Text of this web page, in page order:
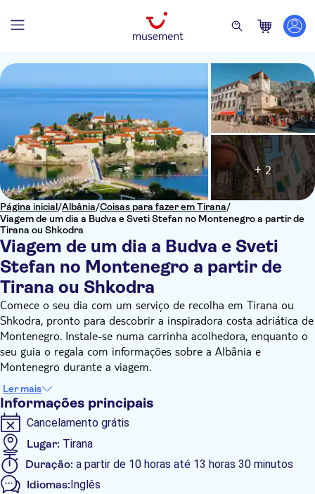
Página inicial/Albânia/Coisas para fazer em Tirana/
Viagem de um dia a Budva e Sveti Stefan no Montenegro a partir de
Tirana ou Shkodra
Viagem de um dia a Budva e Sveti
Stefan no Montenegro a partir de
Tirana ou Shkodra
+ 2
Comece o seu dia com um serviço de recolha em Tirana ou
Shkodra, pronto para descobrir a inspiradora costa adriática de
Montenegro. Instale-se numa carrinha acolhedora, enquanto o
seu guia o regala com informações sobre a Albânia e
Montenegro durante a viagem.
Depois de atravessar a fronteira (não se esqueça do seu
passaporte), a sua primeira paragem será no miradouro de
Sveti Stefan, um dos locais mais fotografados do Adriático.
Embora o acesso à ilha em si esteja interdito, as vistas
panorâmicas são ideais para captar fotografias memoráveis.
De seguida, dirija-se a Budva, famosa pelas suas praias
douradas e pela encantadora cidade velha medieval. Passeie
pelas suas ruelas, aprecie marcos como a Igreja de S. Ivan e
Ler mais
Informações principais
Cancelamento grátis
Lugar: Tirana
Duração: a partir de 10 horas até 13 horas 30 minutos
Idiomas:Inglês